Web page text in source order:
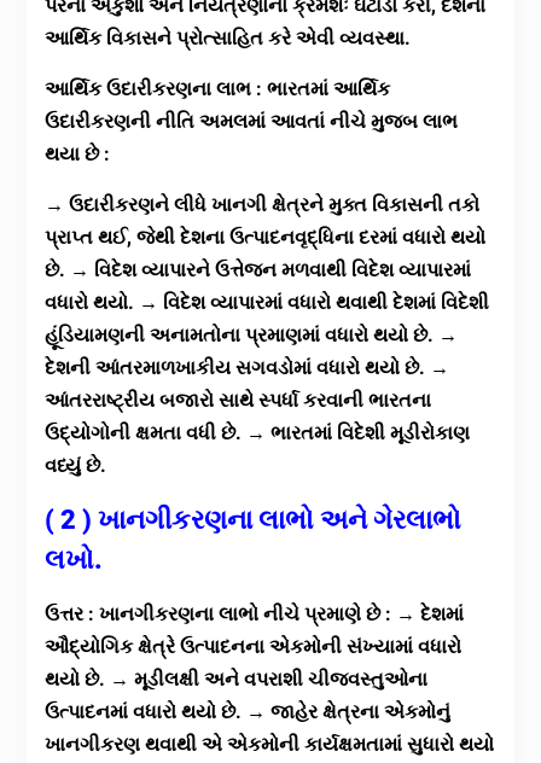
પરના અંકુશો અને નિયંત્રણોનો ક્રમશઃ ઘટાડો કરી, દેશના
આર્થિક વિકાસને પ્રોત્સાહિત કરે એવી વ્યવસ્થા.
આર્થિક ઉદારીકરણના લાભ : ભારતમાં આર્થિક
ઉદારીકરણની નીતિ અમલમાં આવતાં નીચે મુજબ લાભ
થયા છે :
→ ઉદારીકરણને લીધે ખાનગી ક્ષેત્રને મુક્ત વિકાસની તકો
પ્રાપ્ત થઈ, જેથી દેશના ઉત્પાદનવૃદ્ધિના દરમાં વધારો થયો
છે. → વિદેશ વ્યાપારને ઉત્તેજન મળવાથી વિદેશ વ્યાપારમાં
વધારો થયો. → વિદેશ વ્યાપારમાં વધારો થવાથી દેશમાં વિદેશી
હૂંડિયામણની અનામતોના પ્રમાણમાં વધારો થયો છે. →
દેશની આંતરમાળખાકીય સગવડોમાં વધારો થયો છે. →
આંતરરાષ્ટ્રીય બજારો સાથે સ્પર્ધા કરવાની ભારતના
ઉદ્યોગોની ક્ષમતા વધી છે. → ભારતમાં વિદેશી મૂડીરોકાણ
વધ્યું છે.
( 2 ) ખાનગીકરણના લાભો અને ગેરલાભો
લખો.
ઉત્તર : ખાનગીકરણના લાભો નીચે પ્રમાણે છે : → દેશમાં
ઔદ્યોગિક ક્ષેત્રે ઉત્પાદનના એકમોની સંખ્યામાં વધારો
થયો છે. → મૂડીલક્ષી અને વપરાશી ચીજવસ્તુઓના
ઉત્પાદનમાં વધારો થયો છે. → જાહેર ક્ષેત્રના એકમોનું
ખાનગીકરણ થવાથી એ એકમોની કાર્યક્ષમતામાં સુધારો થયો